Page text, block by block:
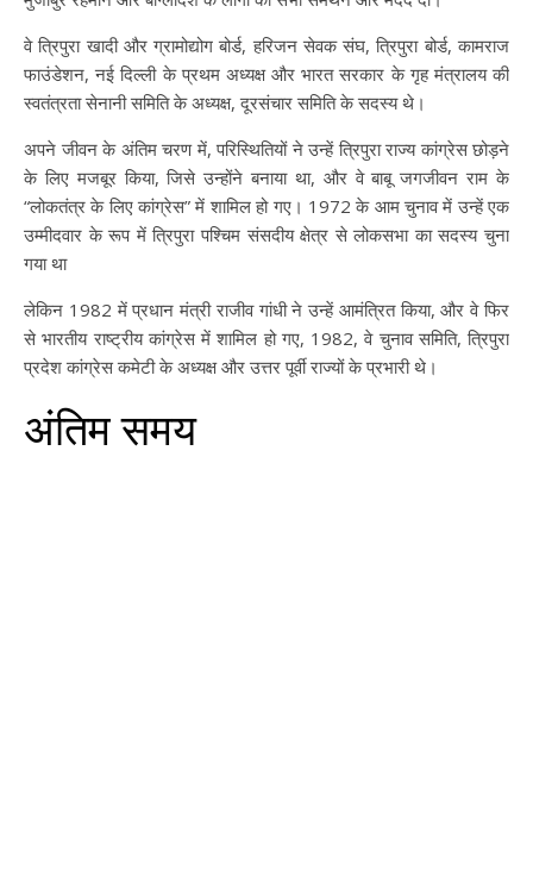
वे त्रिपुरा खादी और ग्रामोद्योग बोर्ड, हरिजन सेवक संघ, त्रिपुरा बोर्ड, कामराज
फाउंडेशन, नई दिल्ली के प्रथम अध्यक्ष और भारत सरकार के गृह मंत्रालय की
स्वतंत्रता सेनानी समिति के अध्यक्ष, दूरसंचार समिति के सदस्य थे।
अपने जीवन के अंतिम चरण में, परिस्थितियों ने उन्हें त्रिपुरा राज्य कांग्रेस छोड़ने
के लिए मजबूर किया, जिसे उन्होंने बनाया था, और वे बाबू जगजीवन राम के
“लोकतंत्र के लिए कांग्रेस” में शामिल हो गए। 1972 के आम चुनाव में उन्हें एक
उम्मीदवार के रूप में त्रिपुरा पश्चिम संसदीय क्षेत्र से लोकसभा का सदस्य चुना
गया था
लेकिन 1982 में प्रधान मंत्री राजीव गांधी ने उन्हें आमंत्रित किया, और वे फिर
से भारतीय राष्ट्रीय कांग्रेस में शामिल हो गए, 1982, वे चुनाव समिति, त्रिपुरा
प्रदेश कांग्रेस कमेटी के अध्यक्ष और उत्तर पूर्वी राज्यों के प्रभारी थे।
अंतिम समय